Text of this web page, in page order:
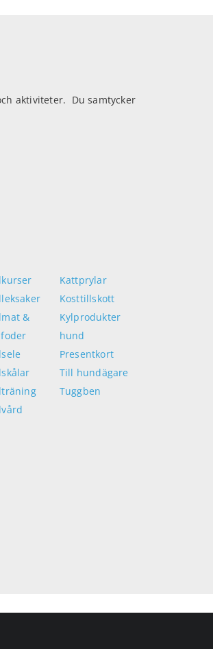
aktiviteter. Du samtycker
&
Kattprylar
Kosttillskott
Kylprodukter
hund
Presentkort
Till hundägare
Tuggben